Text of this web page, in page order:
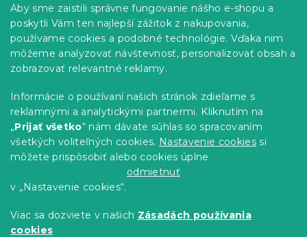
Aby sme zaistili správne fungovanie nášho e-shopu a
poskytli Vám ten najlepší zážitok z nakupovania,
používame cookies a podobné technológie. Vďaka nim
môžeme analyzovať návštevnosť, personalizovať obsah a
zobrazovať relevantné reklamy.
Informácie o používaní našich stránok zdieľame s
reklamnými a analytickými partnermi. Kliknutím na
„Prijať všetko“ nám dávate súhlas so spracovaním
všetkých voliteľných cookies. Nastavenie cookies si
môžete prispôsobiť alebo cookies úplne
odmietnuť
v „Nastavenie cookies“.
Viac sa dozviete v našich Zásadách používania
cookies
y
v
ý
p
i
s
u
Informácie pre vás
Predajne
Sledovanie objednávky
Možnosti doručenia
Reklamácie a vrátenie tovaru
Kontakty
Obchodné podmienky
Podmienky ochrany osobných údajov
Pre partnerov